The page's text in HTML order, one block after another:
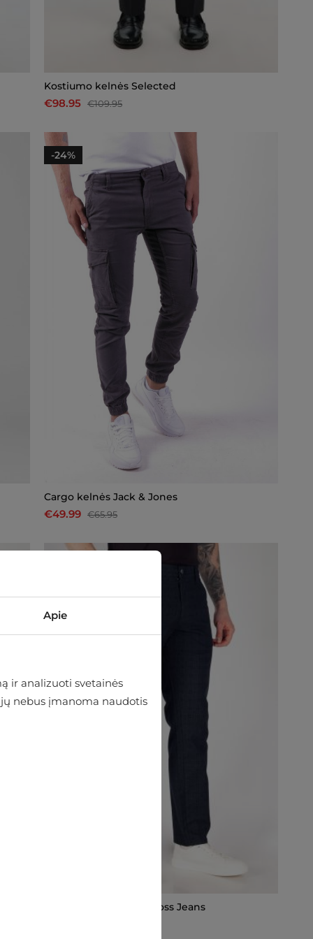
Kostiumo kelnės Selected
€98.95 €109.95
-24%
Cargo kelnės Jack & Jones
€49.99 €65.95
Medžiaginės kelnės Cross Jeans
Apie
ir analizuoti svetainės
nebus įmanoma naudotis